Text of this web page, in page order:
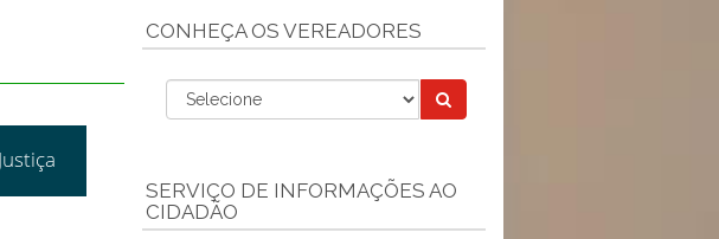
CONHEÇA OS VEREADORES
SERVIÇO DE INFORMAÇÕES AO
CIDADÃO